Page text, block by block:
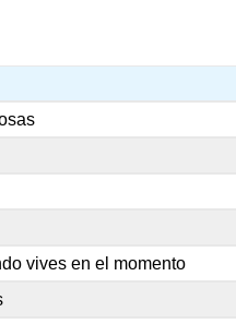
vives en el momento